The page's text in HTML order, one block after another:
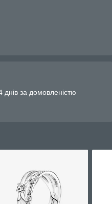
за домовленістю